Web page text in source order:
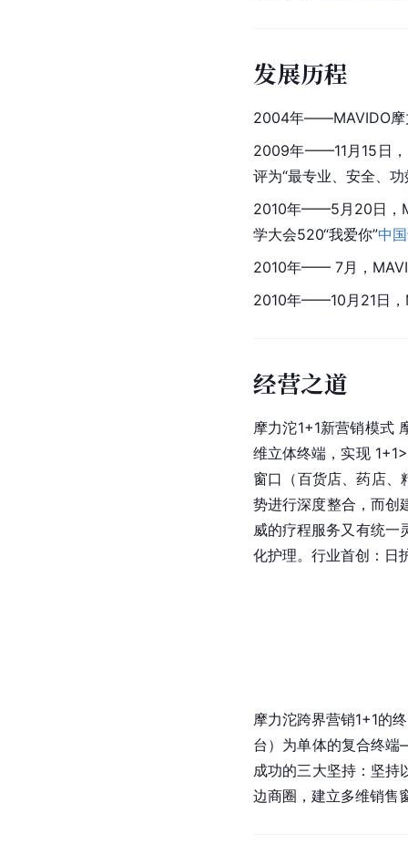
发展历程
2004年——MAVIDO摩
2009年——11月15日，
评为“最专业、安全、
2010年——5月20日，
学大会520“我爱你”中
2010年—— 7月，
2010年——10月21日，
经营之道
摩力沱1+1新营销模式
维立体终端，实现
窗口（百货店、药店、
势进行深度整合，而创
威的疗程服务又有统一
化护理。行业首创：日
摩力沱跨界营销1+1的
台）为单体的复合终端
成功的三大坚持：坚持
边商圈，建立多维销售